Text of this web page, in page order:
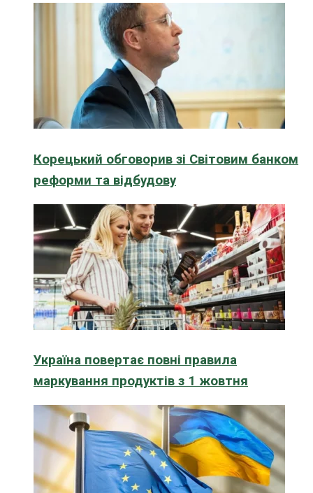
Корецький обговорив зі Світовим банком
реформи та відбудову
Україна повертає повні правила
маркування продуктів з 1 жовтня